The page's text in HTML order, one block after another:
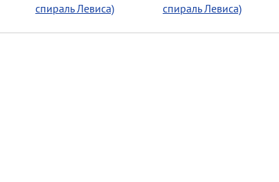
спираль Левиса)
спираль Левиса)